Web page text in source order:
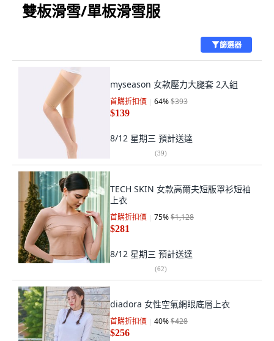
雙板滑雪/單板滑雪服
篩選器
myseason 女款壓力大腿套 2入組
首購折扣價 64%$393
$139
8/12 星期三 預計送達
(39)
TECH SKIN 女款高爾夫短版罩衫短袖
上衣
首購折扣價 75%$1,128
$281
8/12 星期三 預計送達
(62)
diadora 女性空氣網眼底層上衣
首購折扣價 40%$428
$256